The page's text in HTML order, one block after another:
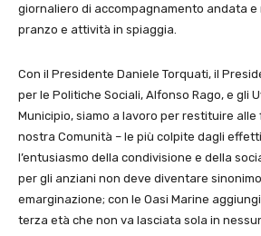
giornaliero di accompagnamento andata e
pranzo e attività in spiaggia.
Con il Presidente Daniele Torquati, il
per le Politiche Sociali, Alfonso Rago, e gli
Municipio, siamo a lavoro per restituire
nostra Comunità – le più colpite dagli
l’entusiasmo della condivisione e della
per gli anziani non deve diventare
emarginazione; con le Oasi Marine
terza età che non va lasciata sola in